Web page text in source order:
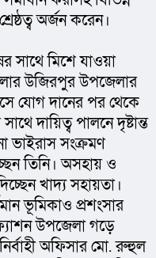
অর্জন করেন।
সাথে মিশে যাওয়া
উজিরপুর উপজেলার
যোগ দানের পর থেকে
দায়িত্ব পালনে দৃষ্টান্ত
ভাইরাস সংক্রমণ
তিনি। অসহায় ও
খাদ্য সহায়তা।
ভূমিকাও প্রশংসার
উপজেলা গড়ে
অফিসার মো. রুহুল